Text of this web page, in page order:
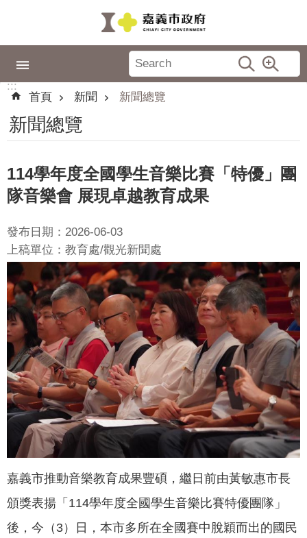
政
專
區
城
品
牌
識
嘉
義
新
聞
活
動
公
告
關
站
便
民
:::
首頁
新聞 新聞總覽
新聞總覽
114學年度全國學生音樂比賽「特優」團
隊音樂會 展現卓越教育成果
發布日期：2026-06-03
上稿單位：教育處/觀光新聞處
嘉義市推動音樂教育成果豐碩，繼日前由黃敏惠市長
頒獎表揚「114學年度全國學生音樂比賽特優團隊」
後，今（3）日，本市多所在全國賽中脫穎而出的國民